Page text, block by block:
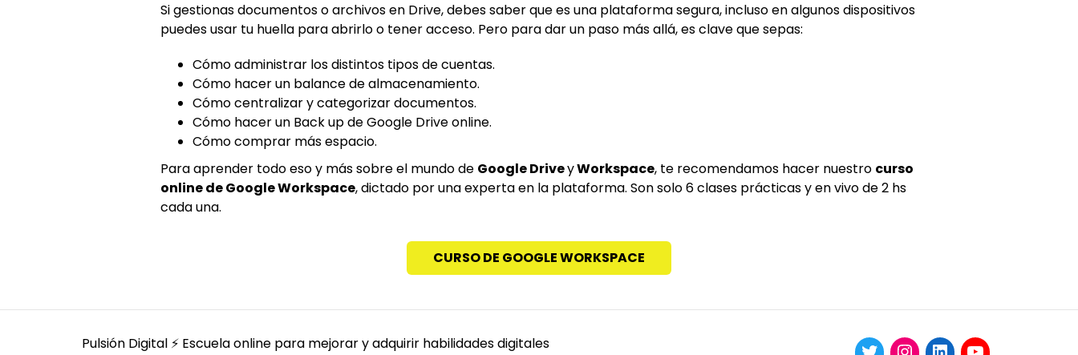
Si gestionas documentos o archivos en Drive, debes saber que es una plataforma segura, incluso en algunos dispositivos
puedes usar tu huella para abrirlo o tener acceso. Pero para dar un paso más allá, es clave que sepas:
Cómo administrar los distintos tipos de cuentas.
Cómo hacer un balance de almacenamiento.
Cómo centralizar y categorizar documentos.
Cómo hacer un Back up de Google Drive online.
Cómo comprar más espacio.
Para aprender todo eso y más sobre el mundo de Google DriveyWorkspace, te recomendamos hacer nuestro curso
online de Google Workspace, dictado por una experta en la plataforma. Son solo 6 clases prácticas y en vivo de 2 hs
cada una.
CURSO DE GOOGLE WORKSPACE
Pulsión Digital ⚡️ Escuela online para mejorar y adquirir habilidades digitales